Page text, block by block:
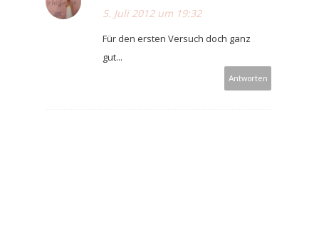
5. Juli 2012 um 19:32
Für den ersten Versuch doch ganz
gut...
Antworten